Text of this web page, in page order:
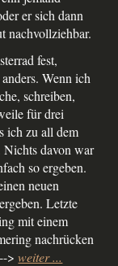
er sich dann
nachvollziehbar.
fest,
Wenn ich
schreiben,
für drei
ich zu all dem
davon war
so ergeben.
neuen
Letzte
mit einem
nachrücken
-->weiter ...